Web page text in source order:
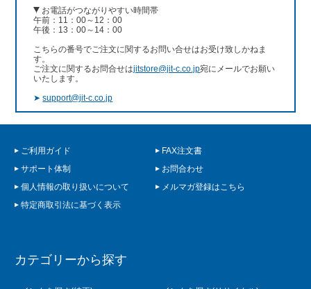
お電話がつながりやすい時間帯
午前：11：00～12：00
午後：13：00～14：00
こちらの番号でご注文に関するお問い合せはお受け致しかねま
す。
ご注文に関するお問合せはjitstore@jit-c.co.jp宛にメールでお願い
いたします。
➤support@jit-c.co.jp
ご利用ガイド
FAX注文書
サポート体制
お問合わせ
個人情報の取り扱いについて
メルマガ登録はこちら
特定商取引法に基づく表示
カテゴリーから探す